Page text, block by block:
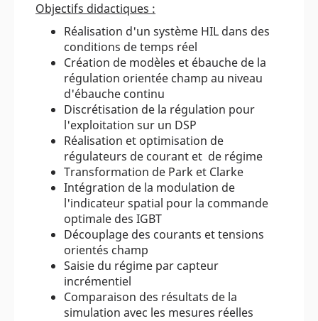
Objectifs didactiques :
Réalisation d'un système HIL dans des
conditions de temps réel
Création de modèles et ébauche de la
régulation orientée champ au niveau
d'ébauche continu
Discrétisation de la régulation pour
l'exploitation sur un DSP
Réalisation et optimisation de
régulateurs de courant et de régime
Transformation de Park et Clarke
Intégration de la modulation de
l'indicateur spatial pour la commande
optimale des IGBT
Découplage des courants et tensions
orientés champ
Saisie du régime par capteur
incrémentiel
Comparaison des résultats de la
simulation avec les mesures réelles